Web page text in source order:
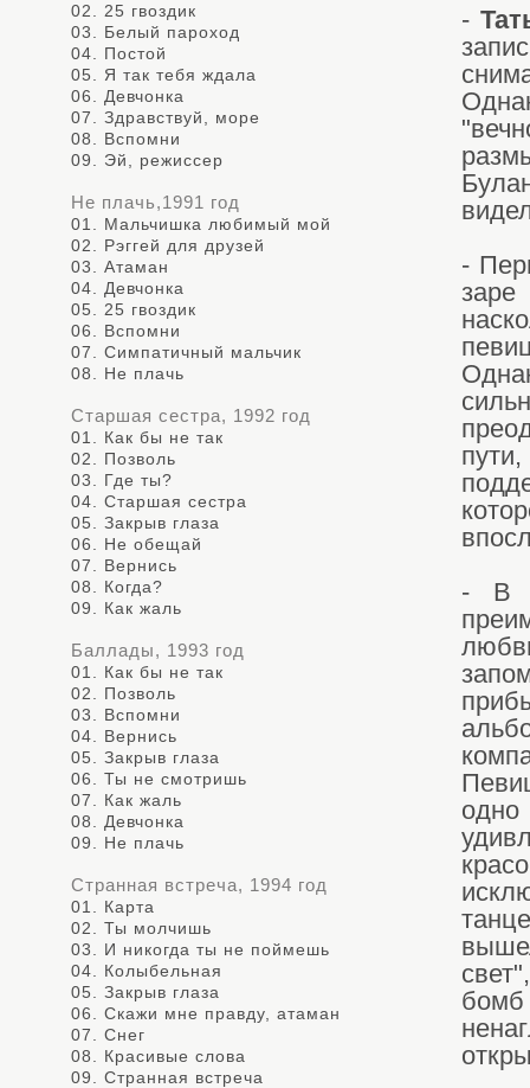
-
-
- В
02. 25 гвоздик
03. Белый пароход
04. Постой
05. Я так тебя ждала
06. Девчонка
07. Здравствуй, море
08. Вспомни
09. Эй, режиссер
Не плачь,1991 год
01. Мальчишка любимый мой
02. Рэггей для друзей
03. Атаман
04. Девчонка
05. 25 гвоздик
06. Вспомни
07. Симпатичный мальчик
08. Не плачь
Старшая сестра, 1992 год
01. Как бы не так
02. Позволь
03. Где ты?
04. Старшая сестра
05. Закрыв глаза
06. Не обещай
07. Вернись
08. Когда?
09. Как жаль
Баллады, 1993 год
01. Как бы не так
02. Позволь
03. Вспомни
04. Вернись
05. Закрыв глаза
06. Ты не смотришь
07. Как жаль
08. Девчонка
09. Не плачь
Странная встреча, 1994 год
01. Карта
02. Ты молчишь
03. И никогда ты не поймешь
04. Колыбельная
05. Закрыв глаза
06. Скажи мне правду, атаман
07. Снег
08. Красивые слова
09. Странная встреча